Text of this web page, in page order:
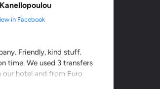
in Facebook
Friendly, kind stuff.
time. We used 3 transfers
hotel and from Euro